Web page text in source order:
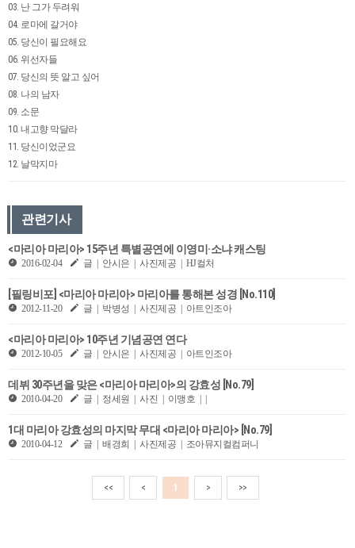
03. 난 그가 두려워
04. 로마에 갈거야
05. 당신이 필요해요
06. 위선자들
07. 당신의 뜻 알고 싶어
08. 나의 남자
09. 소문
10. 내고향 막달라
11. 당신이었군요
12. 날막지마
관련기사
<마리아 마리아> 15주년 특별공연에 이영미·소냐 캐스팅
2016-02-04 글 | 안시은 | 사진제공 | HJ컬처
[필링비포] <마리아 마리아> 마리아를 통해본 성경 [No.110]
2012-11-20 글 | 박병성 | 사진제공 | 아트인조아
<마리아 마리아> 10주년 기념공연 연다
2012-10-05 글 | 안시은 | 사진제공 | 아트인조아
데뷔 30주년을 맞은 <마리아 마리아>의 강효성 [No.79]
2010-04-20 글 | 정세원 | 사진 | 이맹호 | |
1대 마리아 강효성의 마지막 무대 <마리아 마리아> [No.79]
2010-04-12 글 | 배경희 | 사진제공 | 조아뮤지컬컴퍼니
<< < 1 > >>